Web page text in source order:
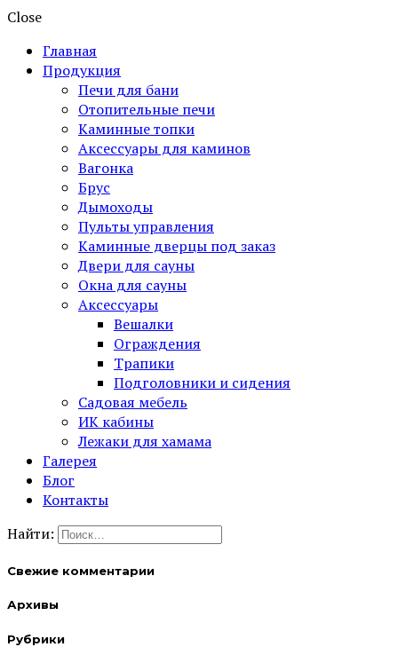
Close
Главная
Продукция
Печи для бани
Отопительные печи
Каминные топки
Аксессуары для каминов
Вагонка
Брус
Дымоходы
Пульты управления
Каминные дверцы под заказ
Двери для сауны
Окна для сауны
Аксессуары
Вешалки
Ограждения
Трапики
Подголовники и сидения
Садовая мебель
ИК кабины
Лежаки для хамама
Галерея
Блог
Контакты
Найти:
Свежие комментарии
Архивы
Рубрики